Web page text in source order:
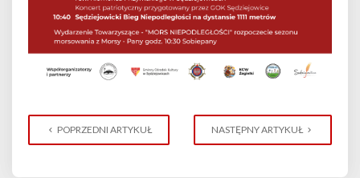
POPRZEDNI ARTYKUŁ NASTĘPNY ARTYKUŁ